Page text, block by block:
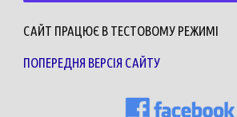
САЙТ ПРАЦЮЄ В ТЕСТОВОМУ РЕЖИМІ
ПОПЕРЕДНЯ ВЕРСІЯ САЙТУ